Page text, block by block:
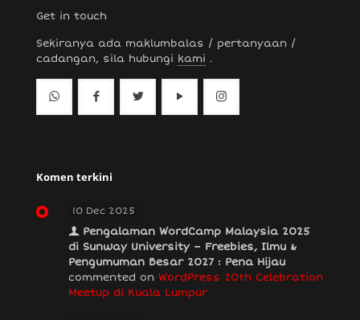
Get in touch
Sekiranya ada maklumbalas / pertanyaan /
cadangan, sila hubungi kami .
Komen terkini
10 Dec 2025
Pengalaman WordCamp Malaysia 2025
di Sunway University – Freebies, Ilmu &
Pengumuman Besar 2027 : Pena Hijau
commented on WordPress 20th Celebration
Meetup di Kuala Lumpur